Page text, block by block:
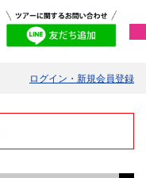
ログイン・新規会員登録